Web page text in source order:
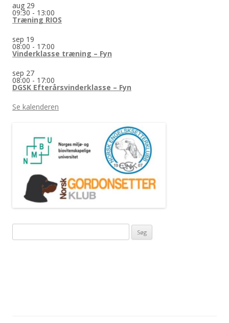
aug 29
09:30 - 13:00
Træning RIOS
sep 19
08:00 - 17:00
Vinderklasse træning – Fyn
sep 27
08:00 - 17:00
DGSK Efterårsvinderklasse – Fyn
Se kalenderen
efter: